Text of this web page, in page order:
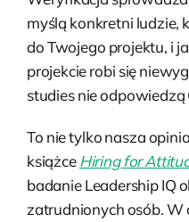
myślą konkretni ludzie,
do Twojego projektu, i
projekcie robi się
studies nie odpowiedzą
To nie tylko nasza
książceHiring for
badanie Leadership IQ
zatrudnionych osób. W